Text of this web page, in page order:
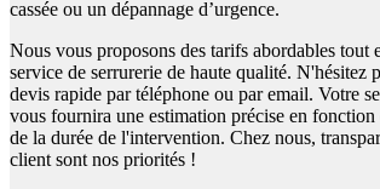
cassée ou un dépannage d’urgence.
Nous vous proposons des tarifs abordables tout
service de serrurerie de haute qualité. N'hésitez
devis rapide par téléphone ou par email. Votre
vous fournira une estimation précise en
de la durée de l'intervention. Chez nous,
client sont nos priorités !